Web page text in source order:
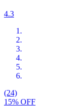
4.3
(24)
15% OFF